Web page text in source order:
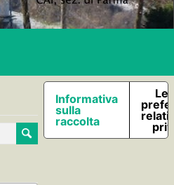
Informativa
sulla
raccolta
Le